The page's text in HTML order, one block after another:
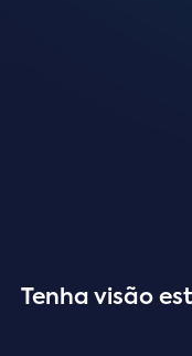
Tenha visão